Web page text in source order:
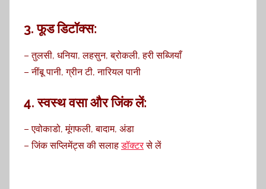
3.फूड डिटॉक्स:
– तुलसी, धनिया, लहसुन, ब्रोकली, हरी सब्जियाँ
– नींबू पानी, ग्रीन टी, नारियल पानी
4.स्वस्थ वसा और जिंक लें:
– एवोकाडो, मूंगफली, बादाम, अंडा
– जिंक सप्लिमेंट्स की सलाहडॉक्टरसे लें